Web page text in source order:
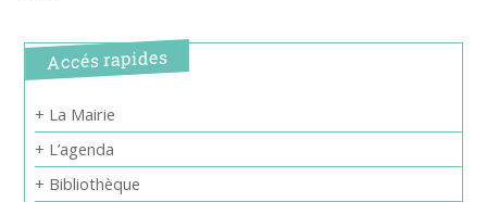
Accés rapides
+ La Mairie
+ L’agenda
+ Bibliothèque